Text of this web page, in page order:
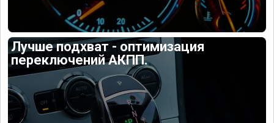
Лучше подхват - оптимизация
переключений АКПП.